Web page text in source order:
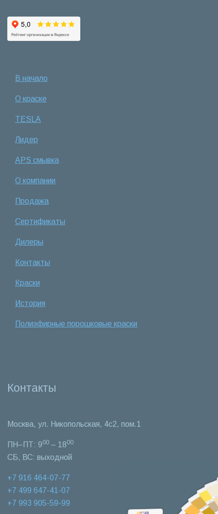
В начало
О краске
TESLA
Лидер
APS смывка
О компании
Продажа
Сертификаты
Дилеры
Контакты
Краски
История
Полиэфирные порошковые краски
Контакты
Москва, ул. Никопольская, 4c2, пом.1
ПН–ПТ: 900 – 1800
СБ, ВС: выходной
+7 916 464-07-77‬
+7 499 647-41-07‬
+7 993 905-59-99‬